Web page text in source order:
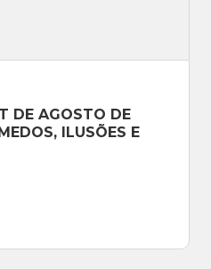
DE AGOSTO DE
ILUSÕES E